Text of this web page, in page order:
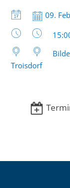
Datum:
09.
Troisdorf